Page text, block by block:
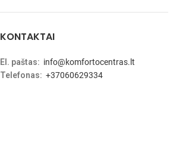
KONTAKTAI
El. paštas: info@komfortocentras.lt
Telefonas: +37060629334